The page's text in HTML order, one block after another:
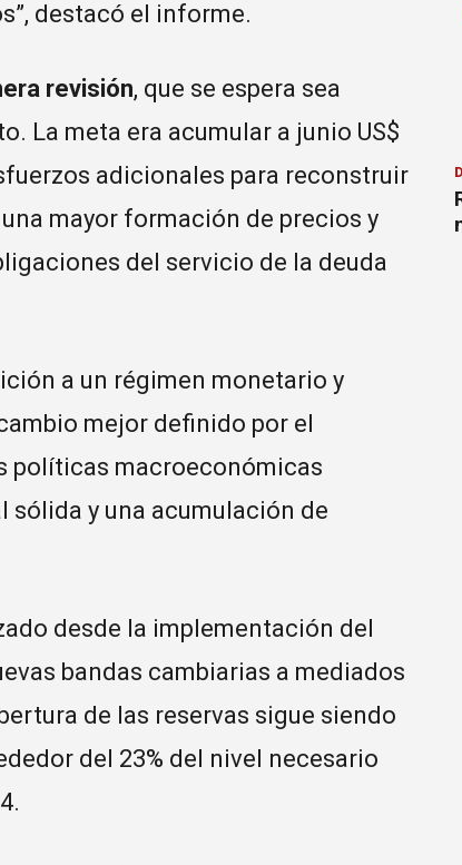
destacó el informe.
revisión, que se espera sea
La meta era acumular a junio US$
adicionales para reconstruir
mayor formación de precios y
del servicio de la deuda
a un régimen monetario y
mejor definido por el
políticas macroeconómicas
sólida y una acumulación de
desde la implementación del
bandas cambiarias a mediados
de las reservas sigue siendo
del 23% del nivel necesario